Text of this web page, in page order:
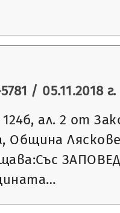
/ 05.11.2018 г.
ал. 2 от
Община